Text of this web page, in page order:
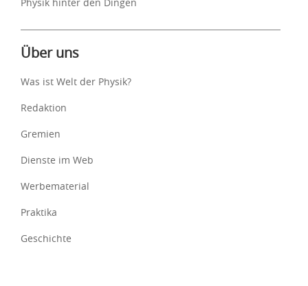
Über uns
Was ist Welt der Physik?
Redaktion
Gremien
Dienste im Web
Werbematerial
Praktika
Geschichte